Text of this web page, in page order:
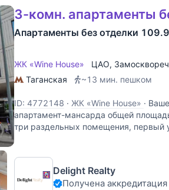
3-комн. апартаменты
Апартаменты без отделки
ЖК «Wine House» ЦАО,
Таганская
~13 мин. пешком
ID: 4772148 · ЖК «Wine House» ·
апартамент-мансарда общей
три раздельных помещения, первый
Delight Realty
Получена аккредитация